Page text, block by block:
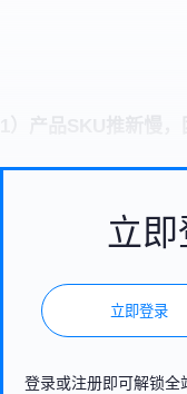
立
立即登录
登录或注册即可解锁全